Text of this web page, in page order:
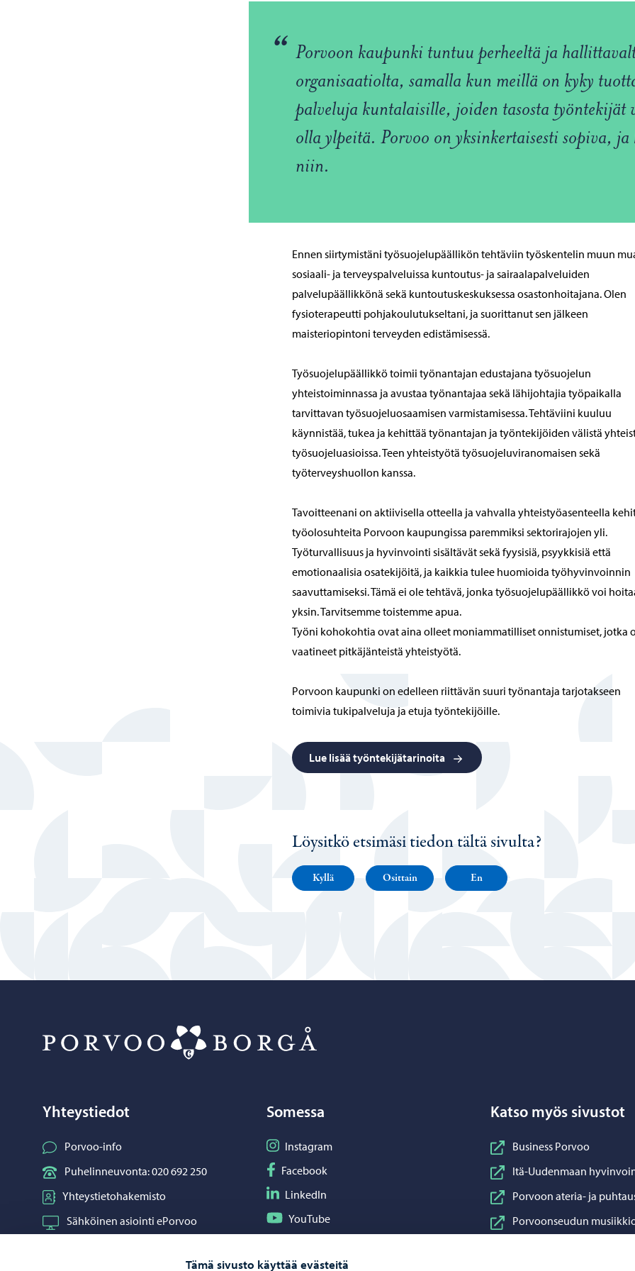
Tämä sivusto käyttää evästeitä
“ Porvoon kaupunki tuntuu perheeltä ja
organisaatiolta, samalla kun meillä on kyky
palveluja kuntalaisille, joiden tasosta työntekijät
olla ylpeitä. Porvoo on yksinkertaisesti sopiva, ja
niin.
Ennen siirtymistäni työsuojelupäällikön tehtäviin työskentelin muun
sosiaali- ja terveyspalveluissa kuntoutus- ja sairaalapalveluiden
palvelupäällikkönä sekä kuntoutuskeskuksessa osastonhoitajana. Olen
fysioterapeutti pohjakoulutukseltani, ja suorittanut sen jälkeen
maisteriopintoni terveyden edistämisessä.
Työsuojelupäällikkö toimii työnantajan edustajana työsuojelun
yhteistoiminnassa ja avustaa työnantajaa sekä lähijohtajia työpaikalla
tarvittavan työsuojeluosaamisen varmistamisessa. Tehtäviini kuuluu
käynnistää, tukea ja kehittää työnantajan ja työntekijöiden välistä
työsuojeluasioissa. Teen yhteistyötä työsuojeluviranomaisen sekä
työterveyshuollon kanssa.
Tavoitteenani on aktiivisella otteella ja vahvalla yhteistyöasenteella
työolosuhteita Porvoon kaupungissa paremmiksi sektorirajojen yli.
Työturvallisuus ja hyvinvointi sisältävät sekä fyysisiä, psyykkisiä että
emotionaalisia osatekijöitä, ja kaikkia tulee huomioida työhyvinvoinnin
saavuttamiseksi. Tämä ei ole tehtävä, jonka työsuojelupäällikkö voi
yksin. Tarvitsemme toistemme apua.
Työni kohokohtia ovat aina olleet moniammatilliset onnistumiset, jotka
vaatineet pitkäjänteistä yhteistyötä.
Porvoon kaupunki on edelleen riittävän suuri työnantaja tarjotakseen
toimivia tukipalveluja ja etuja työntekijöille.
Lue lisää työntekijätarinoita
Löysitkö etsimäsi tiedon tältä sivulta?
Kyllä Osittain En
Yhteystiedot
Porvoo-info
Puhelinneuvonta: 020 692 250
Yhteystietohakemisto
Sähköinen asiointi ePorvoo
Somessa
Seuraa Instagram
Instagram
Seuraa Facebook
Facebook
Seuraa LinkedIn
LinkedIn
Seuraa YouTube
YouTube
Katso myös sivustot
Business Porvoo
Itä-Uudenmaan
Porvoon ateria- ja
Porvoonseudun